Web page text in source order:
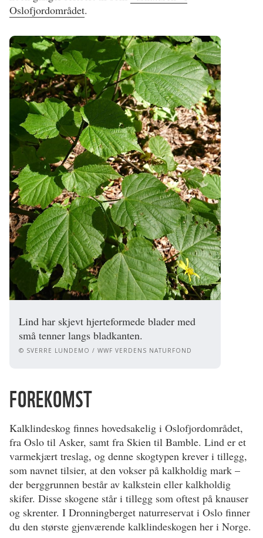
Oslofjordområdet.
Lind har skjevt hjerteformede blader med
små tenner langs bladkanten.
© SVERRE LUNDEMO / WWF VERDENS NATURFOND
FOREKOMST
Kalklindeskog finnes hovedsakelig i Oslofjordområdet,
fra Oslo til Asker, samt fra Skien til Bamble. Lind er et
varmekjært treslag, og denne skogtypen krever i tillegg,
som navnet tilsier, at den vokser på kalkholdig mark –
der berggrunnen består av kalkstein eller kalkholdig
skifer. Disse skogene står i tillegg som oftest på knauser
og skrenter. I Dronningberget naturreservat i Oslo finner
du den største gjenværende kalklindeskogen her i Norge.